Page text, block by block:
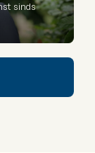
sinds